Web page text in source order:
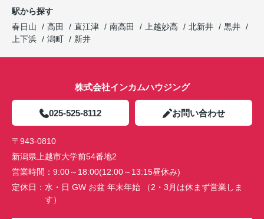
駅から探す
春日山
高田 直江津 南高田 上越妙高 北新井
黒井
上下浜
潟町 新井
株式会社インカムハウジング
025-525-8112 お問い合わせ
〒943-0810
新潟県上越市大学前54番地2
営業時間： 9:00～18:00(12:00～13:15昼休み)
定休日： 水・日 GW お盆 年末年始 （2・3月は休まず営業しま
す）